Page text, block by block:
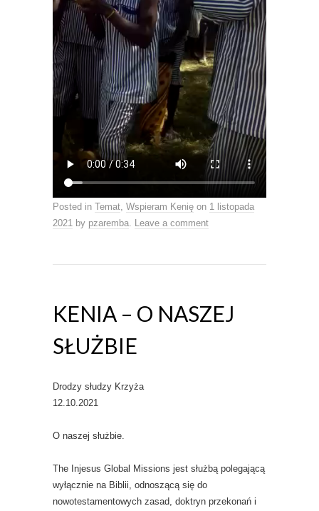
Posted in Temat Wspieram Kenię on 1 listopada
2021 by pzaremba Leave a comment
KENIA – O NASZEJ
SŁUŻBIE
Drodzy słudzy Krzyża
12.10.2021
O naszej służbie.
The Injesus Global Missions jest służbą polegającą
wyłącznie na Biblii, odnoszącą się do
nowotestamentowych zasad, doktryn przekonań i